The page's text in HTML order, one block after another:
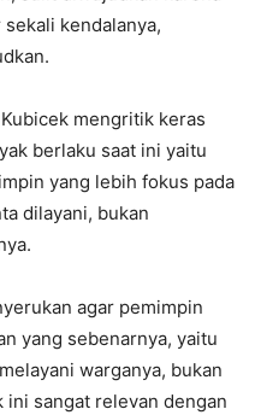
kendalanya,
mengritik keras
berlaku saat ini yaitu
yang lebih fokus pada
dilayani, bukan
agar pemimpin
yang sebenarnya, yaitu
warganya, bukan
sangat relevan dengan